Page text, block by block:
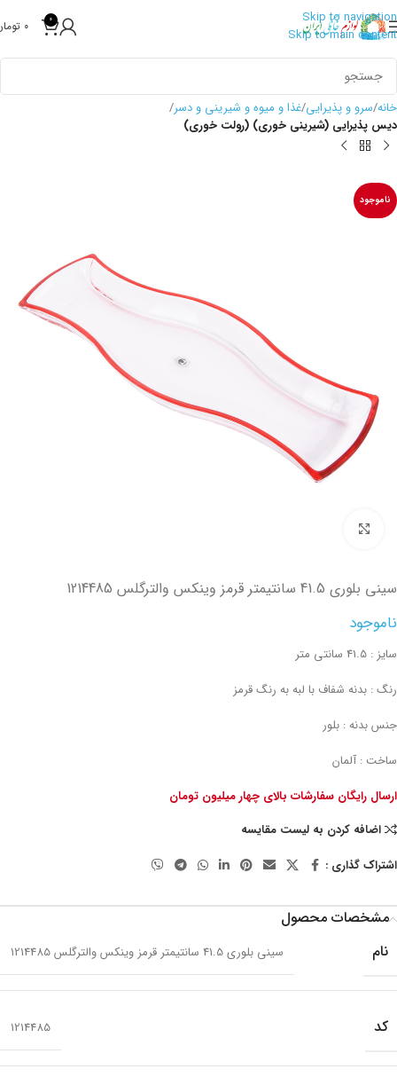
Skip to navigation
Skip to main content
0
0
خانه سرو و پذیرایی غذا و میوه و شیرینی و دسر
دیس پذیرایی (شیرینی خوری) (رولت خوری)
ناموجود
سینی بلوری 41.5 سانتیمتر قرمز وینکس والترگلس 1214485
ناموجود
سایز : 41.5 سانتی متر
رنگ : بدنه شفاف با لبه به رنگ قرمز
جنس بدنه : بلور
ساخت : آلمان
ارسال رایگان سفارشات بالای چهار میلیون تومان
اضافه کردن به لیست مقایسه
اشتراک گذاری :
مشخصات محصول
نام
سینی بلوری 41.5 سانتیمتر قرمز وینکس والترگلس 1214485
کد 1214485